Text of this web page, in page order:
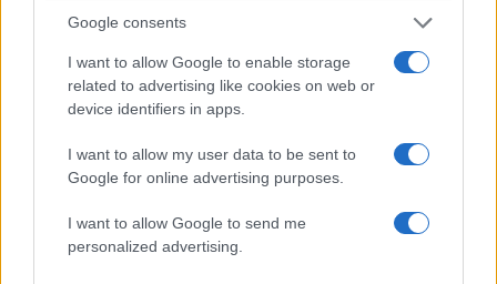
Google consents
I want to allow Google to enable storage
related to advertising like cookies on web or
device identifiers in apps.
I want to allow my user data to be sent to
Google for online advertising purposes.
I want to allow Google to send me
personalized advertising.
Πιο δημοφιλή
Νέος «Αντεροβγάλτης» στο Λονδίνο βίαζε
και δολοφονούσε ιερόδουλες – Είχε
συλληφθεί και αφέθηκε ελεύθερος
Με 40άρια κορυφώνεται το κύμα ζέστης -
Ποιες περιοχές βρίσκονται στο επίκεντρο
και μέχρι πότε θα κρατήσουν τα μελτέμια